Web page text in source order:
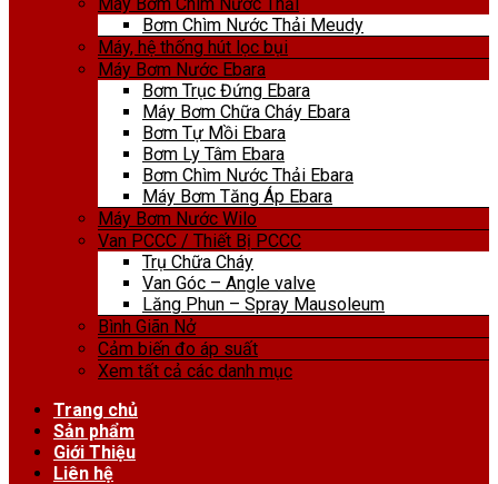
Bơm Chìm Nước Thải Meudy
Máy, hệ thống hút lọc bụi
Máy Bơm Nước Ebara
Bơm Trục Đứng Ebara
Máy Bơm Chữa Cháy Ebara
Bơm Tự Mồi Ebara
Bơm Ly Tâm Ebara
Bơm Chìm Nước Thải Ebara
Máy Bơm Tăng Áp Ebara
Máy Bơm Nước Wilo
Van PCCC / Thiết Bị PCCC
Trụ Chữa Cháy
Van Góc – Angle valve
Lăng Phun – Spray Mausoleum
Bình Giãn Nở
Cảm biến đo áp suất
Xem tất cả các danh mục
Trang chủ
Sản phẩm
Giới Thiệu
Liên hệ